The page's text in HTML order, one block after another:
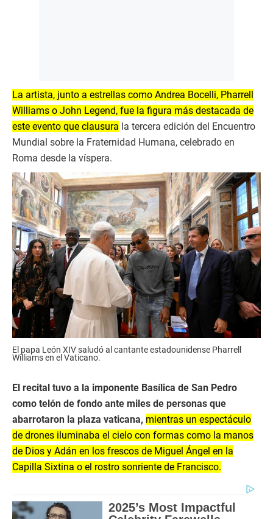
La artista, junto a estrellas como Andrea Bocelli, Pharrell
Williams o John Legend, fue la figura más destacada de
este evento que clausura la tercera edición del Encuentro
Mundial sobre la Fraternidad Humana, celebrado en
Roma desde la víspera.
El papa León XIV saludó al cantante estadounidense Pharrell
Williams en el Vaticano.
El recital tuvo a la imponente Basílica de San Pedro
como telón de fondo ante miles de personas que
abarrotaron la plaza vaticana, mientras un espectáculo
de drones iluminaba el cielo con formas como la manos
de Dios y Adán en los frescos de Miguel Ángel en la
Capilla Sixtina o el rostro sonriente de Francisco.